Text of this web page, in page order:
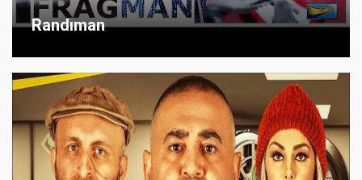
Randıman